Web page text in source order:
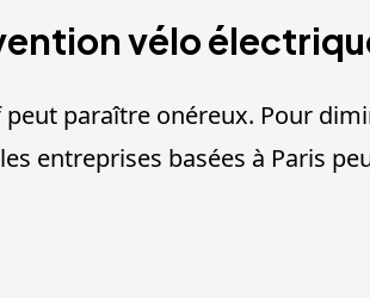
vélo
peut paraître onéreux. Pour
entreprises basées à Paris